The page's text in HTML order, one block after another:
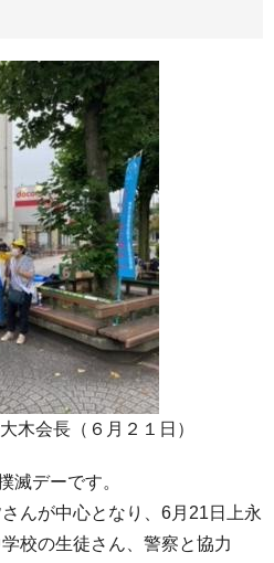
木会長（６月２１日）
デーです。
んが中心となり、6月21日上永
校の生徒さん、警察と協力